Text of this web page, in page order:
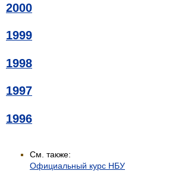
2000
1999
1998
1997
1996
См. также:
Официальный курс НБУ